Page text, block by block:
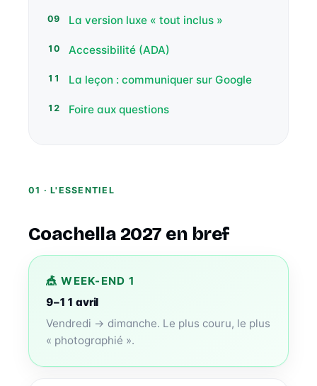
La version luxe « tout inclus »
Accessibilité (ADA)
La leçon : communiquer sur Google
Foire aux questions
01 · L'ESSENTIEL
Coachella 2027 en bref
🎪 WEEK-END 1
9–11 avril
Vendredi → dimanche. Le plus couru, le plus
« photographié ».